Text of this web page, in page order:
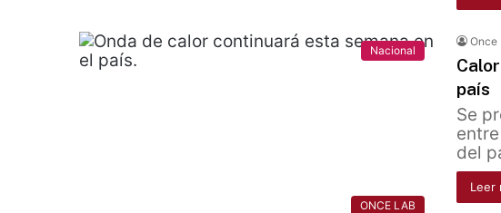
Nacional
Once
país
Se
del
Leer
ONCE LAB